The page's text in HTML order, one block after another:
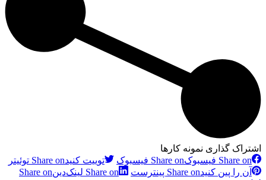
اشتراک گذاری نمونه کارها
Share on فیسبوک
Share on فیسبوک توییت کنیدShare on توئیتر
آن را پین کنیدShare on پینترست Share on لینک‌دین
Share on